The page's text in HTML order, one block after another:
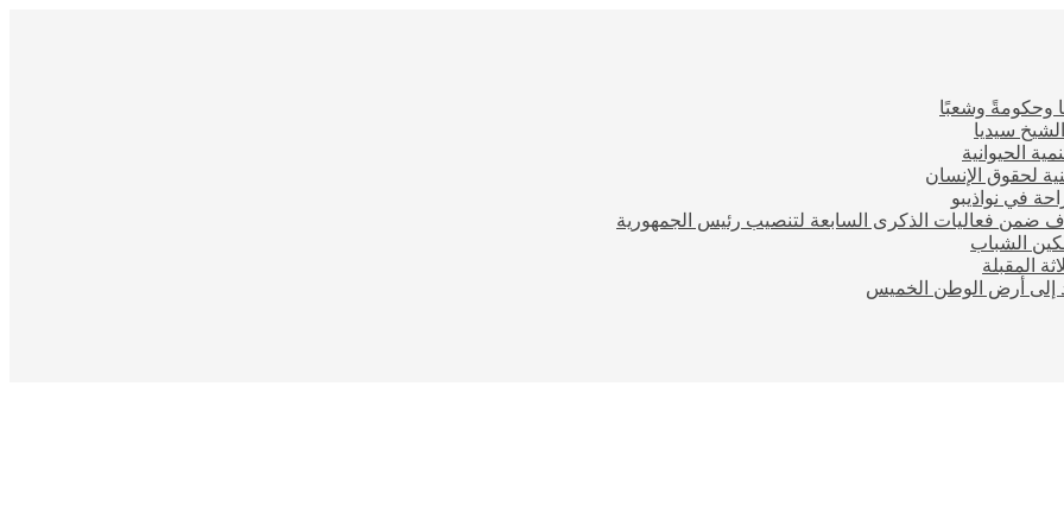
وحكومةً وشعبًا
سيديا
الحيوانية
لحقوق الإنسان
في نواذيبو
ضمن فعاليات الذكرى السابعة لتنصيب رئيس الجمهورية
الشباب
المقبلة
إلى أرض الوطن الخميس